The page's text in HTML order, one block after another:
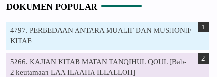
DOKUMEN POPULAR
4797. PERBEDAAN ANTARA MUALIF DAN MUSHONIF
KITAB
5266. KAJIAN KITAB MATAN TANQIHUL QOUL [Bab-
2:keutamaan LAA ILAAHA ILLALLOH]